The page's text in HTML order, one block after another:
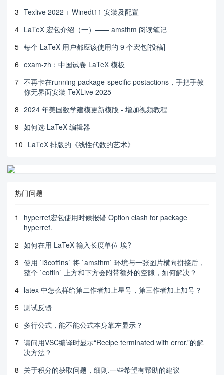
3 Texlive 2022 + Winedt11 安装及配置
4 LaTeX 宏包介绍（一）—— amsthm 阅读笔记
5 每个 LaTeX 用户都应该使用的 9 个宏包[投稿]
6 exam-zh：中国试卷 LaTeX 模板
7 不再卡在running package-specific postactions，手把手教
你无界面安装 TeXLive 2025
8 2024 年美国数学建模更新模版 - 增加视频教程
9 如何选 LaTeX 编辑器
10 LaTeX 排版的《线性代数的艺术》
热门问题
1
hyperref宏包使用时候报错 Option clash for package
hyperref.
2 如何在用 LaTeX 输入长度单位 埃?
3 使用 `l3coffins` 将 `amsthm` 环境与一张图片横向拼接后，
整个 `coffin` 上方和下方会附带额外的空隙，如何解决？
4 latex 中怎么样给第二作者加上星号，第三作者加上加号？
5 测试反馈
6 多行公式，能不能公式本身靠左显示？
7 请问用VSC编译时显示“Recipe terminated with error.”的解
决方法？
8 关于积分的获取问题，细则.一些希望有帮助的建议